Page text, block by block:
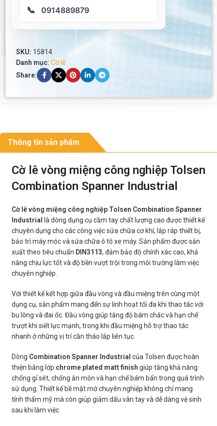
📞 0914889879
SKU: 15814
Danh mục: Cờ lê
Share:
Thông tin sản phẩm
Cờ lê vòng miệng công nghiệp Tolsen
Combination Spanner Industrial
Cờ lê vòng miệng công nghiệp Tolsen Combination Spanner
Industrial
là dòng dụng cụ cầm tay chất lượng cao được thiết kế
chuyên dụng cho các công việc sửa chữa cơ khí, lắp ráp thiết bị,
bảo trì máy móc và sửa chữa ô tô xe máy. Sản phẩm được sản
xuất theo tiêu chuẩn DIN3113, đảm bảo độ chính xác cao, khả
năng chịu lực tốt và độ bền vượt trội trong môi trường làm việc
chuyên nghiệp.
Với thiết kế kết hợp giữa đầu vòng và đầu miệng trên cùng một
dụng cụ, sản phẩm mang đến sự linh hoạt tối đa khi thao tác với
bu lông và đai ốc. Đầu vòng giúp tăng độ bám chắc và hạn chế
trượt khi siết lực mạnh, trong khi đầu miệng hỗ trợ thao tác
nhanh ở những vị trí cần tháo lắp liên tục.
Dòng Combination Spanner Industrial của Tolsen được hoàn
thiện bằng lớp chrome plated matt finish giúp tăng khả năng
chống gỉ sét, chống ăn mòn và hạn chế bám bẩn trong quá trình
sử dụng. Thiết kế bề mặt mờ chuyên nghiệp không chỉ mang
tính thẩm mỹ mà còn giúp giảm dấu vân tay và dễ dàng vệ sinh
sau khi làm việc.